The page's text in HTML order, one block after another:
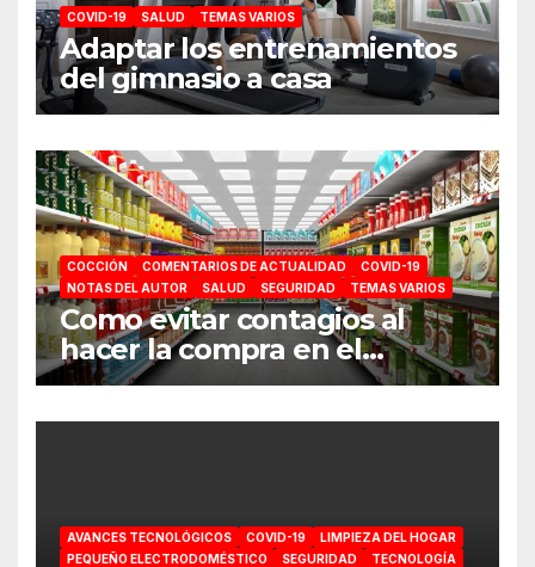
COVID-19 SALUD TEMAS VARIOS
Adaptar los entrenamientos
del gimnasio a casa
COCCIÓN COMENTARIOS DE ACTUALIDAD
COVID-19
NOTAS DEL AUTOR
SALUD SEGURIDAD TEMAS VARIOS
Como evitar contagios al
hacer la compra en el
supermercado
AVANCES TECNOLÓGICOS COVID-19
LIMPIEZA DEL HOGAR
PEQUEÑO ELECTRODOMÉSTICO
SEGURIDAD TECNOLOGÍA